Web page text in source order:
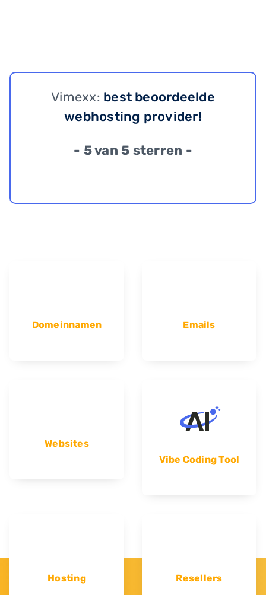
Vimexx: best beoordeelde
webhosting provider!
- 5 van 5 sterren -
Domeinnamen Emails
Websites
Vibe Coding Tool
Hosting Resellers